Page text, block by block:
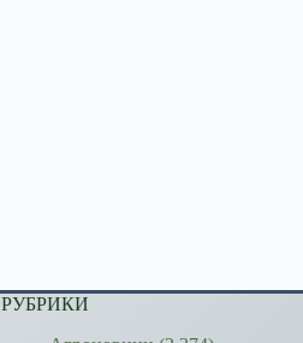
РУБРИКИ